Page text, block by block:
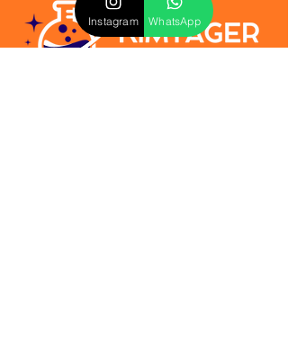
Instagram WhatsApp